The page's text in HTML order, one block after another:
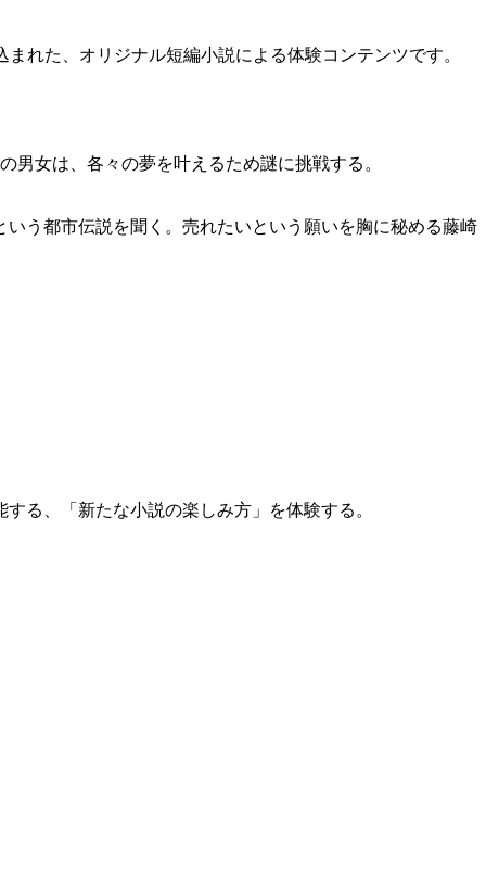
れた、オリジナル短編小説による体験コンテンツです。
女は、各々の夢を叶えるため謎に挑戦する。
う都市伝説を聞く。売れたいという願いを胸に秘める藤崎
る、「新たな小説の楽しみ方」を体験する。